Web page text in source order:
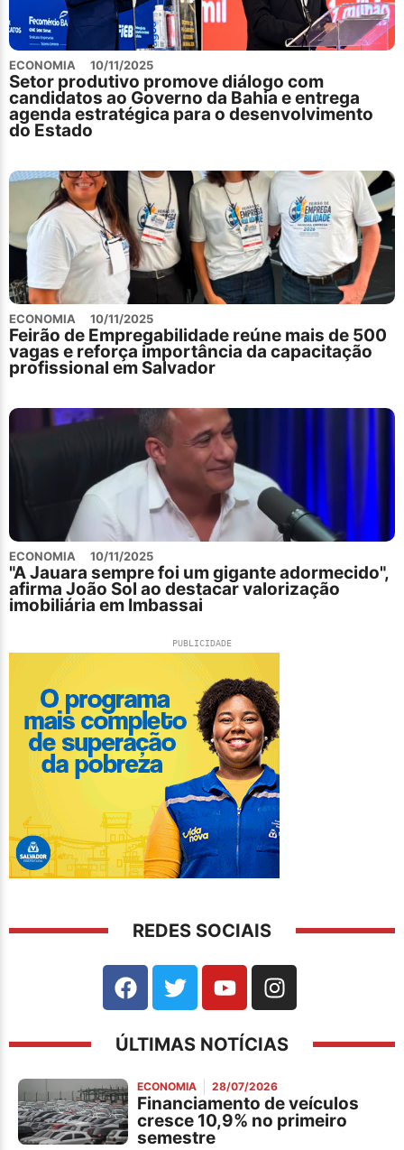
ECONOMIA 10/11/2025
Setor produtivo promove diálogo com
candidatos ao Governo da Bahia e entrega
agenda estratégica para o desenvolvimento
do Estado
ECONOMIA 10/11/2025
Feirão de Empregabilidade reúne mais de 500
vagas e reforça importância da capacitação
profissional em Salvador
ECONOMIA 10/11/2025
"A Jauara sempre foi um gigante adormecido",
afirma João Sol ao destacar valorização
imobiliária em Imbassai
PUBLICIDADE
REDES SOCIAIS
ÚLTIMAS NOTÍCIAS
ECONOMIA 28/07/2026
Financiamento de veículos
cresce 10,9% no primeiro
semestre